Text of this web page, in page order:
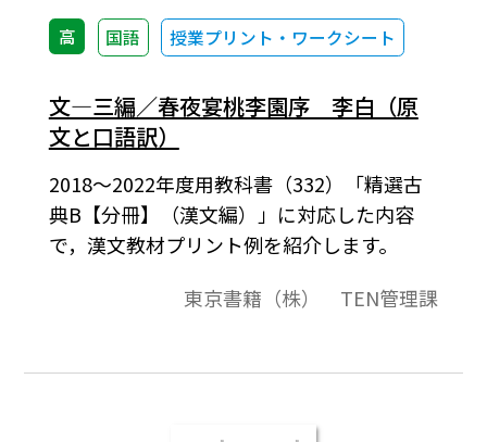
高 国語 授業プリント・ワークシート
文―三編／春夜宴桃李園序 李白（原
文と口語訳）
2018～2022年度用教科書（332）「精選古
典B【分冊】（漢文編）」に対応した内容
で，漢文教材プリント例を紹介します。
東京書籍（株） TEN管理課